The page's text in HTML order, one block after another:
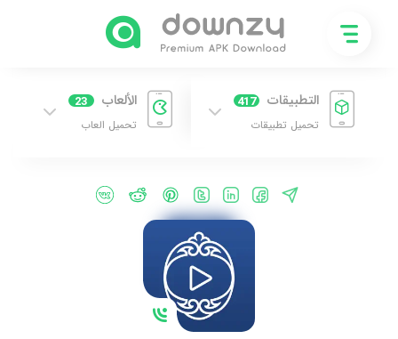
التطبيقات 417
تحميل تطبيقات
الألعاب 23
تحميل العاب